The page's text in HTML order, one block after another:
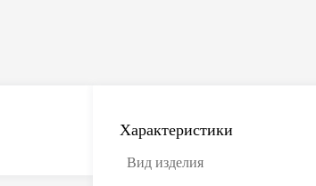
Характеристики
Вид изделия